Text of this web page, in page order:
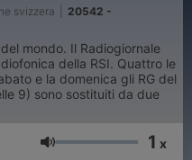
svizzera
20542 -
mondo. Il Radiogiornale
della RSI. Quattro le
e la domenica gli RG del
9) sono sostituiti da due
Volume 1 x